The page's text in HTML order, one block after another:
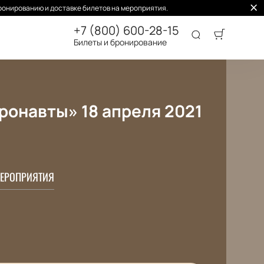
и доставке билетов на мероприятия.
+7 (800) 600-28-15
Билеты и бронирование
18 апреля 2021